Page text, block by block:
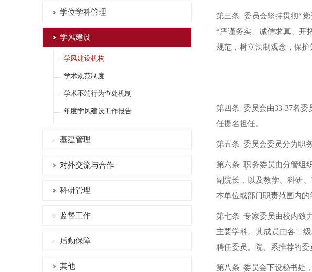
学位学科管理
学风建设
学风建设机构
学术规范制度
学术不端行为查处机制
年度学风建设工作报告
基建管理
对外交流与合作
科研管理
监督工作
后勤保障
其他
第三条 委员会坚持贯彻“
“严谨务实、诚信求真、开
规范，树立法制观念，保护
第四条 委员会由33-37名
任提名担任。
第五条 委员会委员分为职
第六条 职务委员由分管组
副院长，以及教学、科研
本单位或部门职责范围内的
第七条 专家委员由校内致
主要学科。其成员由各二
聘任委员。院、系推荐的委
第八条 委员会下设秘书处